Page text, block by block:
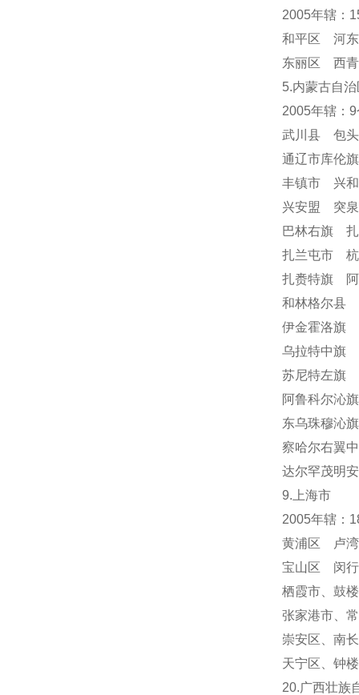
2005年辖：
和平区 河
东丽区 西
5.内蒙古自治
2005年辖：
武川县 包
通辽市库
丰镇市 兴
兴安盟 突
巴林右旗
扎兰屯市
扎赉特旗
和林格尔县
伊金霍洛旗
乌拉特中旗
苏尼特左旗
阿鲁科尔沁
东乌珠穆沁
察哈尔右翼
达尔罕茂明
9.上海市
2005年辖：
黄浦区 卢
宝山区 闵
栖霞市、 鼓
张家港市、
崇安区、南
天宁区
钟
20.广西壮族